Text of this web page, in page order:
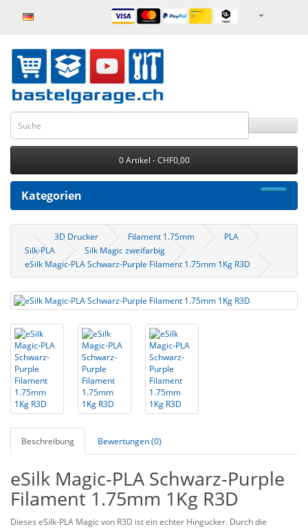
0 Artikel - CHF0,00
Kategorien
3D Drucker Filament 1.75mm
PLA
Silk-PLA
Silk Magic zweifarbig
eSilk Magic-PLA Schwarz-Purple Filament 1.75mm 1Kg R3D
Beschreibung Bewertungen (0)
eSilk Magic-PLA Schwarz-Purple
Filament 1.75mm 1Kg R3D
Dieses eSilk-PLA Magic von R3D ist ein echter Hingucker. Durch die